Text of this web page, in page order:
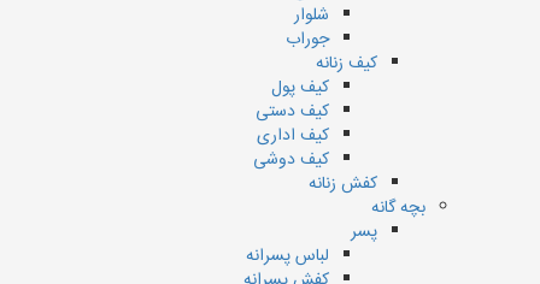
شلوار
جوراب
کیف زنانه
کیف پول
کیف دستی
کیف اداری
کیف دوشی
کفش زنانه
بچه گانه
پسر
لباس پسرانه